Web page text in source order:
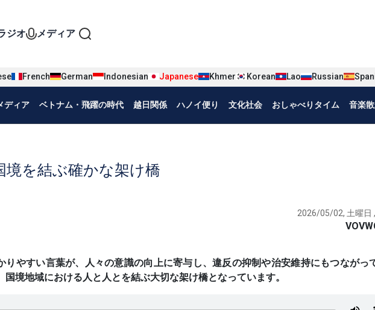
phương tiện tiếng Nhật
ジオ メディア
French German Indonesian Japanese Khmer Korean Lao Russian
nhật
ディア ベトナム・飛躍の時代 越日関係 ハノイ便り 文化社会 おしゃべりタイム 音楽
境を結ぶ確かな架け橋
2026/05/02, 土曜日
りやすい言葉が、人々の意識の向上に寄与し、違反の抑制や治安維持にもつながっ
境地域における人と人とを結ぶ大切な架け橋となっています。